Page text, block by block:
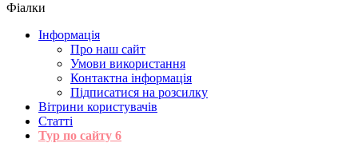
Фіалки
Інформація
Про наш сайт
Умови використання
Контактна інформація
Підписатися на розсилку
Вітрини користувачів
Статті
Тур по сайту 6